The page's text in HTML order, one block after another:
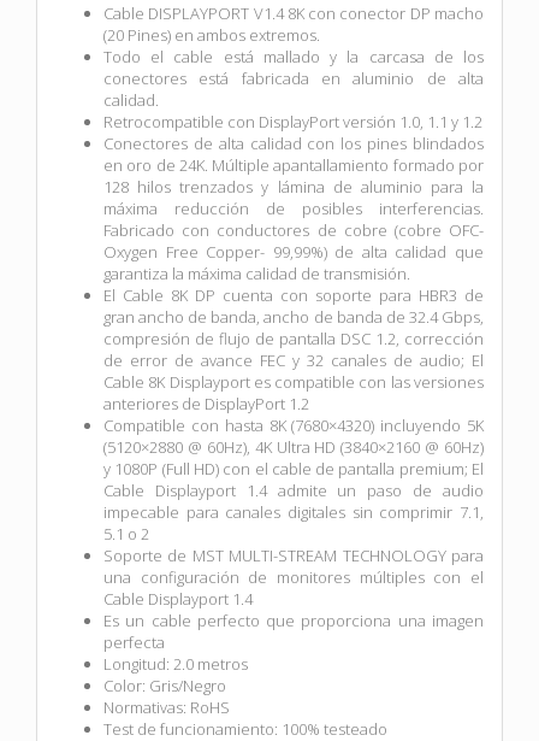
Cable DISPLAYPORT V1.4 8K con conector DP macho
(20 Pines) en ambos extremos.
Todo el cable está mallado y la carcasa de los
conectores está fabricada en aluminio de alta
calidad.
Retrocompatible con DisplayPort versión 1.0, 1.1 y 1.2
Conectores de alta calidad con los pines blindados
en oro de 24K. Múltiple apantallamiento formado por
128 hilos trenzados y lámina de aluminio para la
máxima reducción de posibles interferencias.
Fabricado con conductores de cobre (cobre OFC-
Oxygen Free Copper- 99,99%) de alta calidad que
garantiza la máxima calidad de transmisión.
El Cable 8K DP cuenta con soporte para HBR3 de
gran ancho de banda, ancho de banda de 32.4 Gbps,
compresión de flujo de pantalla DSC 1.2, corrección
de error de avance FEC y 32 canales de audio; El
Cable 8K Displayport es compatible con las versiones
anteriores de DisplayPort 1.2
Compatible con hasta 8K (7680×4320) incluyendo 5K
(5120×2880 @ 60Hz), 4K Ultra HD (3840×2160 @ 60Hz)
y 1080P (Full HD) con el cable de pantalla premium; El
Cable Displayport 1.4 admite un paso de audio
impecable para canales digitales sin comprimir 7.1,
5.1 o 2
Soporte de MST MULTI-STREAM TECHNOLOGY para
una configuración de monitores múltiples con el
Cable Displayport 1.4
Es un cable perfecto que proporciona una imagen
perfecta
Longitud: 2.0 metros
Color: Gris/Negro
Normativas: RoHS
Test de funcionamiento: 100% testeado